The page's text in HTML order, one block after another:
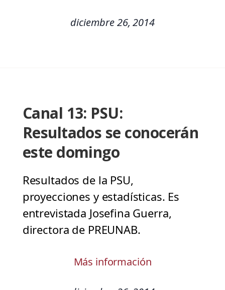
diciembre 26, 2014
Canal 13: PSU:
Resultados se conocerán
este domingo
Resultados de la PSU,
proyecciones y estadísticas. Es
entrevistada Josefina Guerra,
directora de PREUNAB.
Más información